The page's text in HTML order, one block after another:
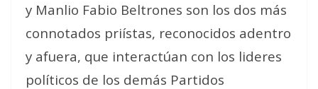
y Manlio Fabio Beltrones son los dos más
connotados priístas, reconocidos adentro
y afuera, que interactúan con los lideres
políticos de los demás Partidos